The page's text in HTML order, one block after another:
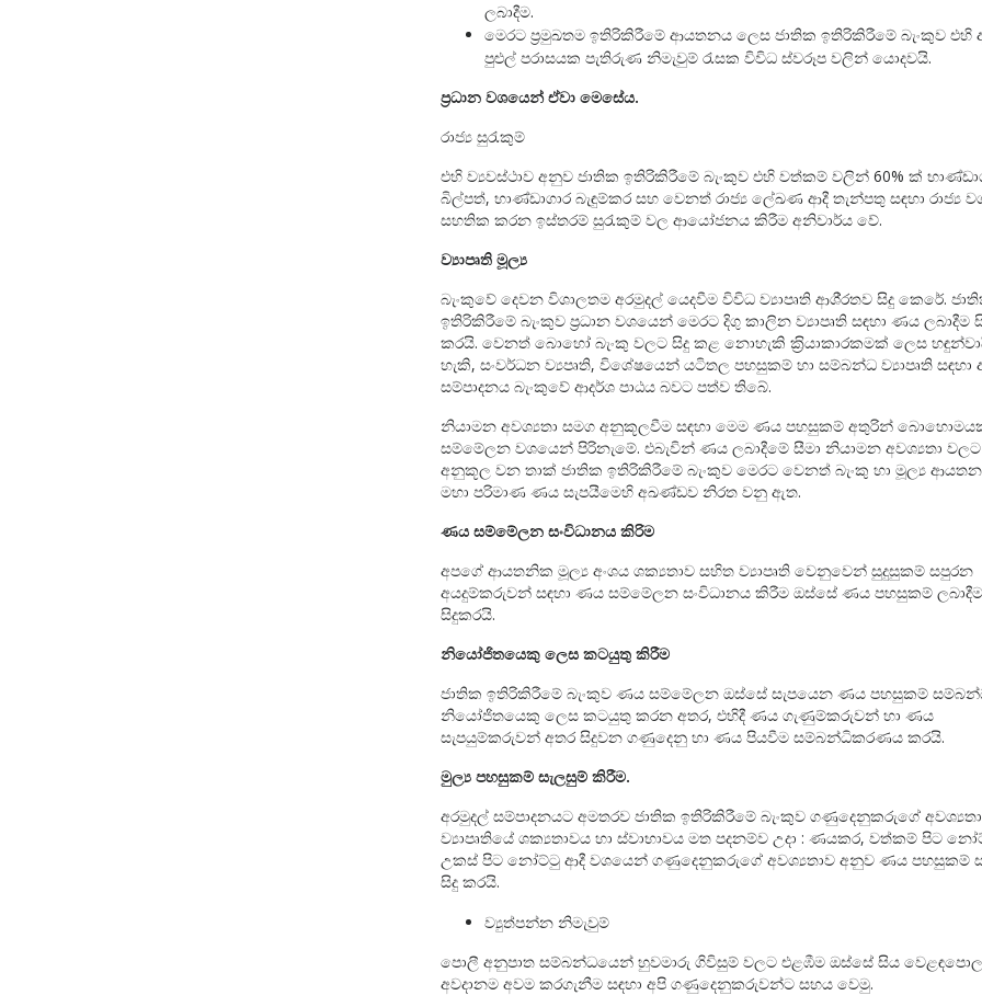
ලබාදීම.
මෙරට ප‍්‍රමුඛතම ඉතිරිකිරීමේ ආයතනය ලෙස ජාතික ඉතිරිකිරීමේ බැංකුව එහි
පුළුල් පරාසයක පැතිරුණ නිමැවුම් රැසක විවිධ ස්වරූප වලින් යොදවයි.
ප‍්‍රධාන වශයෙන් ඒවා මෙසේය.
රාජ්‍ය සුරැකුම්
එහි ව්‍යවස්ථාව අනුව ජාතික ඉතිරිකිරීමේ බැංකුව එහි වත්කම් වලින් 60% ක්
බිල්පත්, භාණ්ඩාගාර බැඳුම්කර සහ වෙනත් රාජ්‍ය ලේඛණ ආදී තැන්පතු සඳහා රාජ්‍ය
සහතික කරන ඉස්තරම් සුරැකුම් වල ආයෝජනය කිරීම අනිවාර්ය වේ.
ව්‍යාපෘති මූල්‍ය
බැංකුවේ දෙවන විශාලතම අරමුදල් යෙදවීම විවිධ ව්‍යාපෘති ආශි‍්‍රතව සිදු කෙරේ.
ඉතිරිකිරීමේ බැංකුව ප‍්‍රධාන වශයෙන් මෙරට දිගු කාලින ව්‍යාපෘති සඳහා ණය ලබාදීම
කරයි. වෙනත් බොහෝ බැංකු වලට සිදු කළ නොහැකි ක‍්‍රියාකාරකමක් ලෙස
හැකි, සංවර්ධන ව්‍යපෘති, විශේෂයෙන් යටිතල පහසුකම් හා සම්බන්ධ ව්‍යාපෘති සඳහා
සම්පාදනය බැංකුවේ ආදර්ශ පාඨය බවට පත්ව තිබේ.
නියාමන අවශ්‍යතා සමග අනුකූලවීම සඳහා මෙම ණය පහසුකම් අතුරින්
සම්මේලන වශයෙන් පිරිනැමේ. එබැවින් ණය ලබාදීමේ සීමා නියාමන අවශ්‍යතා වලට
අනුකූල වන තාක් ජාතික ඉතිරිකිරීමේ බැංකුව මෙරට වෙනත් බැංකු හා මූල්‍ය
මහා පරිමාණ ණය සැපයීමෙහි අඛණ්ඩව නිරත වනු ඇත.
ණය සම්මේලන සංවිධානය කිරිම
අපගේ ආයතනික මූල්‍ය අංශය ශක්‍යතාව සහිත ව්‍යාපෘති වෙනුවෙන් සුදුසුකම් සපුරන
අයදුම්කරුවන් සඳහා ණය සම්මේලන සංවිධානය කිරීම ඔස්සේ ණය පහසුකම් ලබාදීම
සිදුකරයි.
නියෝජිතයෙකු ලෙස කටයුතු කිරීම
ජාතික ඉතිරිකිරීමේ බැංකුව ණය සම්මේලන ඔස්සේ සැපයෙන ණය පහසුකම්
නියෝජිතයෙකු ලෙස කටයුතු කරන අතර, එහිදී ණය ගැණුම්කරුවන් හා ණය
සැපයුම්කරුවන් අතර සිදුවන ගණුදෙනු හා ණය පියවීම සම්බන්ධිකරණය කරයි.
මුල්‍ය පහසුකම් සැලසුම් කිරීම.
අරමුදල් සම්පාදනයට අමතරව ජාතික ඉතිරිකිරීමේ බැංකුව ගණුදෙනුකරුගේ අවශ්‍යතා
ව්‍යාපෘතියේ ශක්‍යතාවය හා ස්වාභාවය මත පදනම්ව උදා : ණයකර, වත්කම් පිට
උකස් පිට නෝට්ටු ආදී වශයෙන් ගණුදෙනුකරුගේ අවශ්‍යතාව අනුව ණය පහසුකම්
සිදු කරයි.
ව්‍යුත්පන්න නිමැවුම්
පොලී අනුපාත සම්බන්ධයෙන් හුවමාරු ගිවිසුම් වලට එළඹීම ඔස්සේ සිය වෙළඳපොල
අවදානම අවම කරගැනීම සඳහා අපි ගණුදෙනුකරුවන්ට සහය වෙමු.